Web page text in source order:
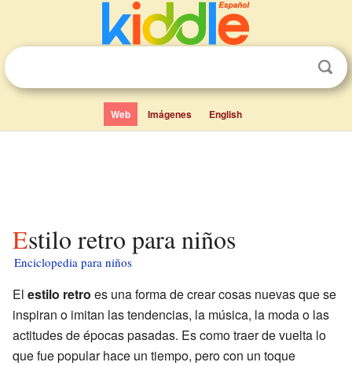
Web Imágenes English
Estilo retro para niños
Enciclopedia para niños
El estilo retro es una forma de crear cosas nuevas que se
inspiran o imitan las tendencias, la música, la moda o las
actitudes de épocas pasadas. Es como traer de vuelta lo
que fue popular hace un tiempo, pero con un toque